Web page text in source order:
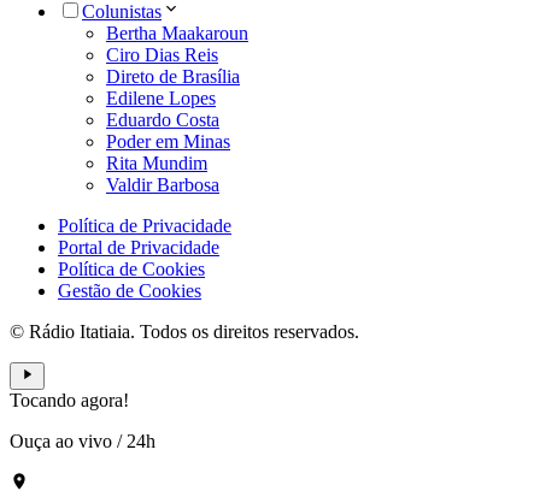
Colunistas
Bertha Maakaroun
Ciro Dias Reis
Direto de Brasília
Edilene Lopes
Eduardo Costa
Poder em Minas
Rita Mundim
Valdir Barbosa
Política de Privacidade
Portal de Privacidade
Política de Cookies
Gestão de Cookies
© Rádio Itatiaia. Todos os direitos reservados.
Tocando agora!
Ouça ao vivo / 24h